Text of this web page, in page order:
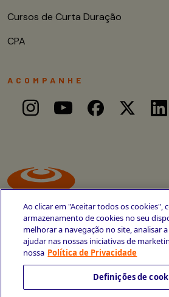
Avenida Cais do Apolo, 77
+55 81 3419-6700
Cursos de Curta Duração
CPA
ACOMPANHE
Ao clicar em "Aceitar todos os cookies",
armazenamento de cookies no seu
melhorar a navegação no site, analisar
ajudar nas nossas iniciativas de
nossa Política de Privacidade
Definições de